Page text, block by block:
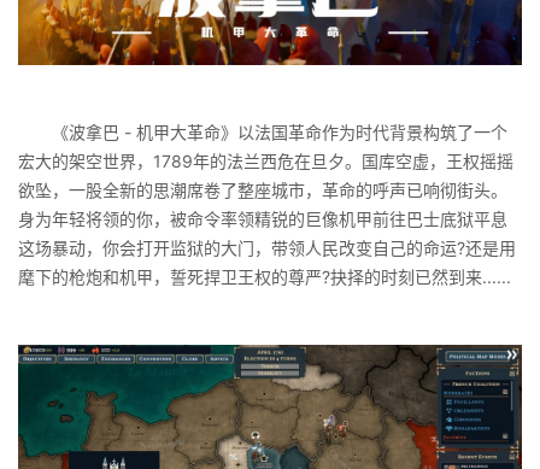
《波拿巴 - 机甲大革命》以法国革命作为时代背景构筑了一个
宏大的架空世界，1789年的法兰西危在旦夕。国库空虚，王权摇摇
欲坠，一股全新的思潮席卷了整座城市，革命的呼声已响彻街头。
身为年轻将领的你，被命令率领精锐的巨像机甲前往巴士底狱平息
这场暴动，你会打开监狱的大门，带领人民改变自己的命运?还是用
麾下的枪炮和机甲，誓死捍卫王权的尊严?抉择的时刻已然到来......